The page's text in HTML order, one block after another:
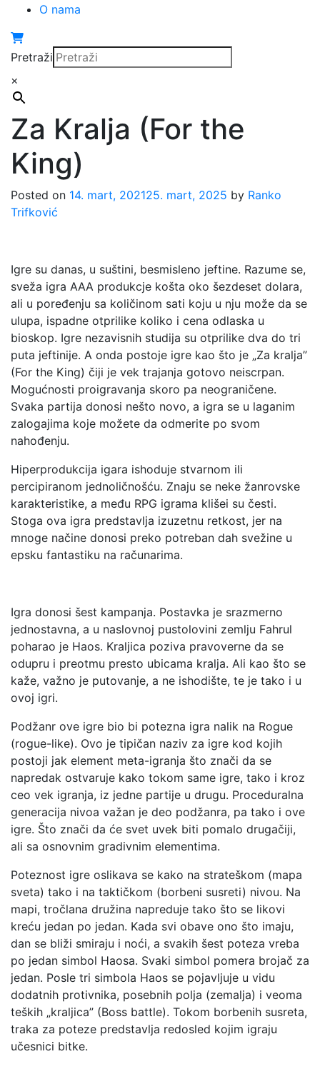
O nama
Pretraži
×
Za Kralja (For the
King)
Posted on 14. mart, 202125. mart, 2025 by Ranko
Trifković
Igre su danas, u suštini, besmisleno jeftine. Razume se,
sveža igra AAA produkcje košta oko šezdeset dolara,
ali u poređenju sa količinom sati koju u nju može da se
ulupa, ispadne otprilike koliko i cena odlaska u
bioskop. Igre nezavisnih studija su otprilike dva do tri
puta jeftinije. A onda postoje igre kao što je „Za kralja”
(For the King) čiji je vek trajanja gotovo neiscrpan.
Mogućnosti proigravanja skoro pa neograničene.
Svaka partija donosi nešto novo, a igra se u laganim
zalogajima koje možete da odmerite po svom
nahođenju.
Hiperprodukcija igara ishoduje stvarnom ili
percipiranom jednoličnošću. Znaju se neke žanrovske
karakteristike, a među RPG igrama klišei su česti.
Stoga ova igra predstavlja izuzetnu retkost, jer na
mnoge načine donosi preko potreban dah svežine u
epsku fantastiku na računarima.
Igra donosi šest kampanja. Postavka je srazmerno
jednostavna, a u naslovnoj pustolovini zemlju Fahrul
poharao je Haos. Kraljica poziva pravoverne da se
odupru i preotmu presto ubicama kralja. Ali kao što se
kaže, važno je putovanje, a ne ishodište, te je tako i u
ovoj igri.
Podžanr ove igre bio bi potezna igra nalik na Rogue
(rogue-like). Ovo je tipičan naziv za igre kod kojih
postoji jak element meta-igranja što znači da se
napredak ostvaruje kako tokom same igre, tako i kroz
ceo vek igranja, iz jedne partije u drugu. Proceduralna
generacija nivoa važan je deo podžanra, pa tako i ove
igre. Što znači da će svet uvek biti pomalo drugačiji,
ali sa osnovnim gradivnim elementima.
Poteznost igre oslikava se kako na strateškom (mapa
sveta) tako i na taktičkom (borbeni susreti) nivou. Na
mapi, tročlana družina napreduje tako što se likovi
kreću jedan po jedan. Kada svi obave ono što imaju,
dan se bliži smiraju i noći, a svakih šest poteza vreba
po jedan simbol Haosa. Svaki simbol pomera brojač za
jedan. Posle tri simbola Haos se pojavljuje u vidu
dodatnih protivnika, posebnih polja (zemalja) i veoma
teških „kraljica” (Boss battle). Tokom borbenih susreta,
traka za poteze predstavlja redosled kojim igraju
učesnici bitke.